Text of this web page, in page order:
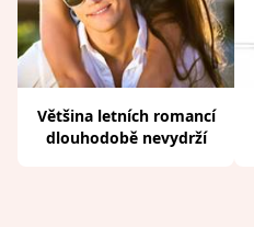
Většina letních romancí
dlouhodobě nevydrží